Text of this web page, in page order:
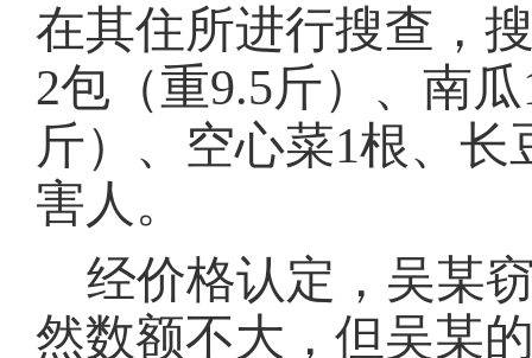
在其住所进行搜查，
2包（重9.5斤）、南
斤）、空心菜1根、
害人。
经价格认定， 吴某
然数额不大，但吴某